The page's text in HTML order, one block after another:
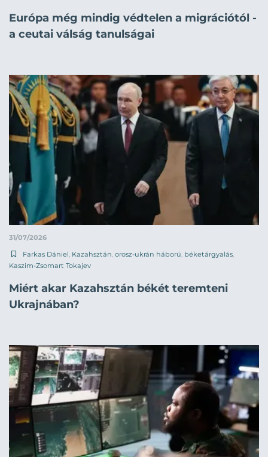
Európa még mindig védtelen a migrációtól -
a ceutai válság tanulságai
31/07/2026
Farkas Dániel, Kazahsztán, orosz-ukrán háború, béketárgyalás,
Kaszim-Zsomart Tokajev
Miért akar Kazahsztán békét teremteni
Ukrajnában?